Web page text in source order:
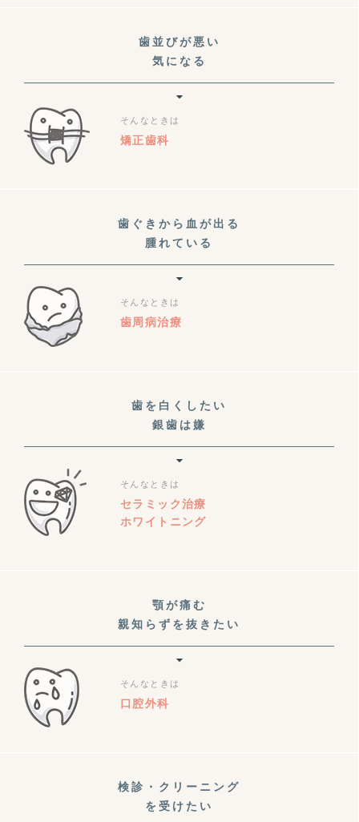
歯並びが悪い
気になる
そんなときは
矯正歯科
歯ぐきから血が出る
腫れている
そんなときは
歯周病治療
歯を白くしたい
銀歯は嫌
そんなときは
セラミック治療
ホワイトニング
顎が痛む
親知らずを抜きたい
そんなときは
口腔外科
検診・クリーニング
を受けたい